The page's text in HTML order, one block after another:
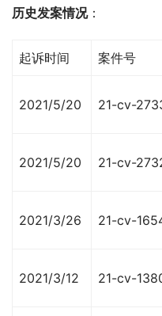
历史发案情况：
起诉时间 案件号
2021/5/20 21-cv-
2021/5/20 21-cv-
2021/3/26 21-cv-
2021/3/12 21-cv-